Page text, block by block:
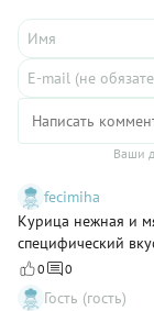
Ваши
fecimiha
Курица нежная и
специфический
0 0
Гость (гость)